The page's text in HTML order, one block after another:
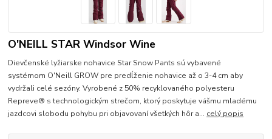
O'NEILL STAR Windsor Wine
Dievčenské lyžiarske nohavice Star Snow Pants sú vybavené
systémom O'Neill GROW pre predĺženie nohavice až o 3-4 cm aby
vydržali celé sezóny. Vyrobené z 50% recyklovaného polyesteru
Repreve® s technologickým strečom, ktorý poskytuje vášmu mladému
jazdcovi slobodu pohybu pri objavovaní všetkých hôr a... celý popis